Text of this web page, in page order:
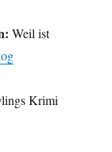
Weil ist
Krimi